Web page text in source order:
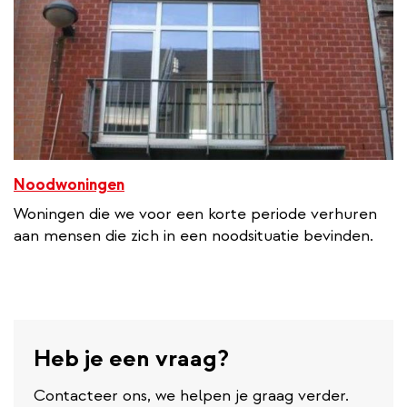
Noodwoningen
Woningen die we voor een korte periode verhuren
aan mensen die zich in een noodsituatie bevinden.
Heb je een vraag?
Contacteer ons, we helpen je graag verder.